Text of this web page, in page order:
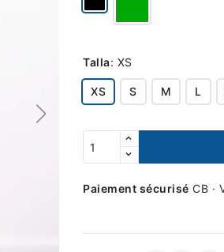
Talla: XS
XS S M L
Paiement sécurisé CB ·